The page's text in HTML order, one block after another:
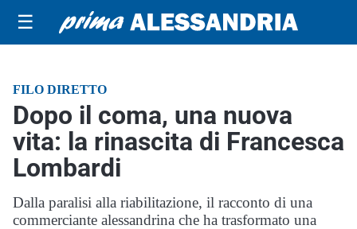
☰
FILO DIRETTO
Dopo il coma, una nuova
vita: la rinascita di Francesca
Lombardi
Dalla paralisi alla riabilitazione, il racconto di una
commerciante alessandrina che ha trasformato una